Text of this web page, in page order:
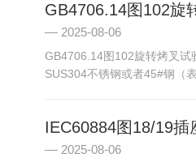
GB4706.14图102旋
2025-08-06
GB4706.14图102旋转烤叉试
SUS304不锈钢或者45#钢（
IEC60884图18/19插
2025-08-06